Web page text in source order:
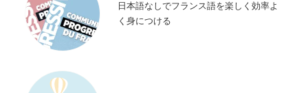
日本語なしでフランス語を楽しく効率よ
く身につける